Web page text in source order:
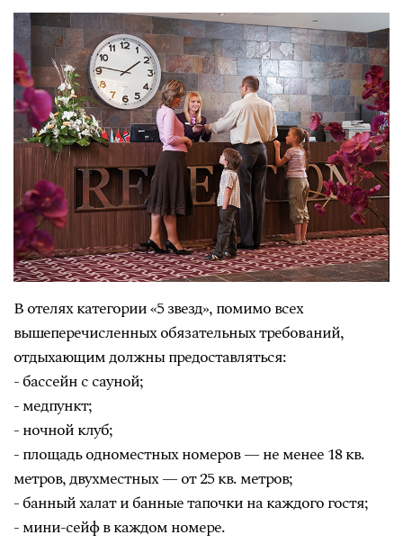
В отелях категории «5 звезд», помимо всех
вышеперечисленных обязательных требований,
отдыхающим должны предоставляться:
- бассейн с сауной;
- медпункт;
- ночной клуб;
- площадь одноместных номеров — не менее 18 кв.
метров, двухместных — от 25 кв. метров;
- банный халат и банные тапочки на каждого гостя;
- мини-сейф в каждом номере.